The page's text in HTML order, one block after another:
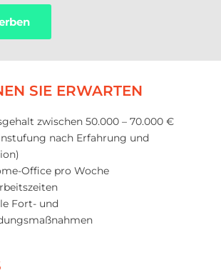
SIE ERWARTEN
zwischen 50.000 – 70.000 €
nach Erfahrung und
Office pro Woche
Fort- und